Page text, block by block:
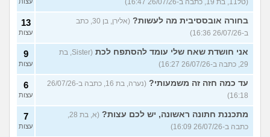
(טל11, בת 19, כתבה ב-26/07/26 16:47)
בחורה אובססיבית מה לעשות?
(אלירן, בן 30, כתב
ב-26/07/26 16:36)
13
עצות
אני חושדת שאח שלי עומד להסתפח לכת
(Sister, בת
29, כתבה ב-26/07/26 16:27)
9
עצות
עד כמה חזה זה משמעותי?
(נערה, בת 16, כתבה ב-26/07/26
16:18)
6
עצות
מתכננת חתונה ראשונה, יש לכם עצות?
(א, בת 28,
כתבה ב-26/07/26 16:09)
7
עצות